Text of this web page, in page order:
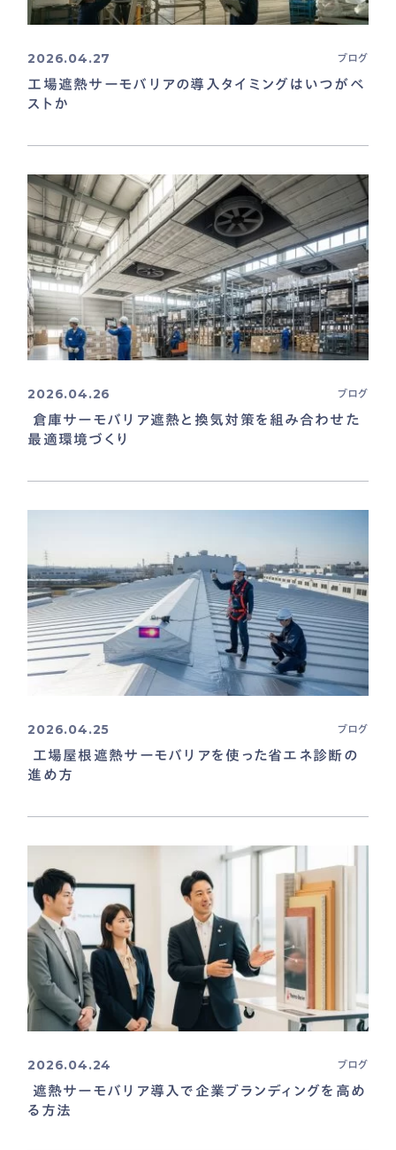
2026.04.27 ブログ
工場遮熱サーモバリアの導入タイミングはいつがベ
ストか
2026.04.26 ブログ
倉庫サーモバリア遮熱と換気対策を組み合わせた
最適環境づくり
2026.04.25 ブログ
工場屋根遮熱サーモバリアを使った省エネ診断の
進め方
2026.04.24 ブログ
遮熱サーモバリア導入で企業ブランディングを高め
る方法